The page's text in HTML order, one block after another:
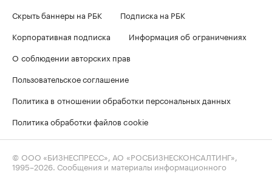
Скрыть баннеры на РБК
Подписка на РБК
Корпоративная подписка
Информация об ограничениях
О соблюдении авторских прав
Пользовательское соглашение
Политика в отношении обработки персональных данных
Политика обработки файлов cookie
© ООО «БИЗНЕСПРЕСС», АО «РОСБИЗНЕСКОНСАЛТИНГ»,
1995–2026 . Сообщения и материалы информационного